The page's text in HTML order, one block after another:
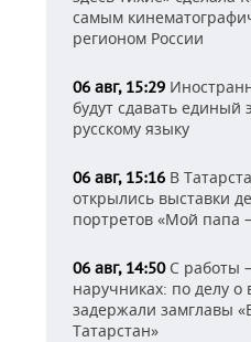
самым
регионом России
06 авг, 15:29
будут сдавать единый
русскому языку
06 авг, 15:16 В
открылись выставки
портретов «Мой папа
06 авг, 14:50С работы
наручниках: по делу о
задержали замглавы
Татарстан»